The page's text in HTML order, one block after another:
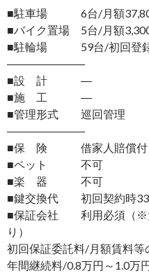
■駐車場 6台/月額
■バイク置場 5台/月額
■駐輪場 59台/初回登録
―――――――
■設 計 ―
■施 工 ―
■管理形式 巡回管理
―――――――
■保 険 借家人賠償付き
■ペット 不可
■楽 器 不可
■鍵交換代 初回契約時
■保証会社 利用必須（※
り）
初回保証委託料/月額賃料等
年間継続料/0.8万円～1.0万